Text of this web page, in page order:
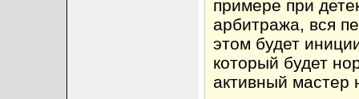
примере при
арбитража, вся
этом будет
который будет
активный мастер